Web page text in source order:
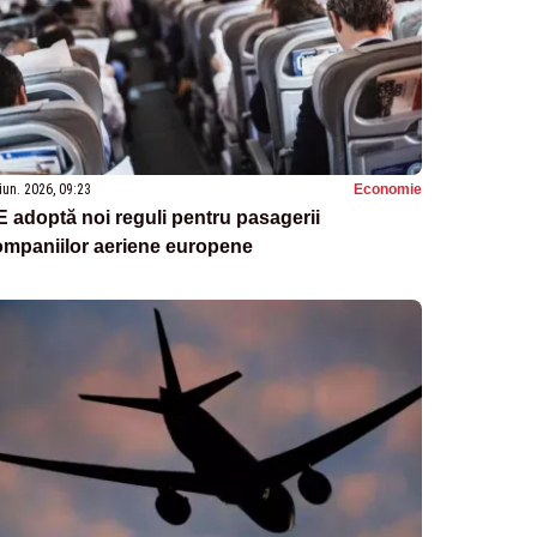
2026, 09:23 Economie
adoptă noi reguli pentru pasagerii
aeriene europene